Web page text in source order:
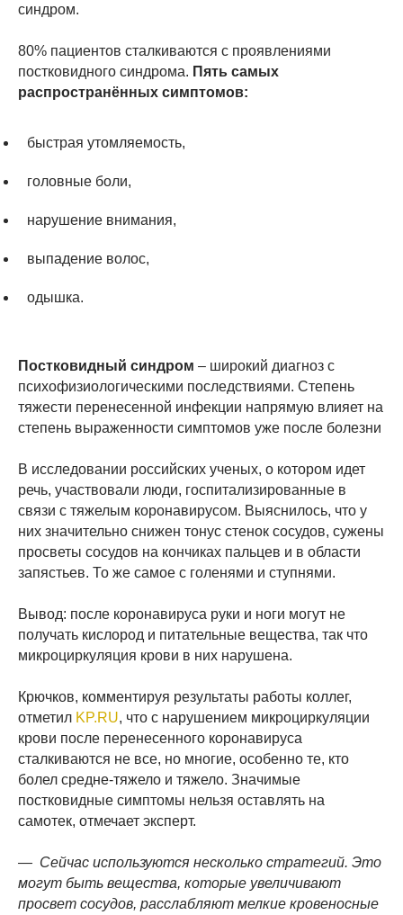
синдром.
80% пациентов сталкиваются с проявлениями
постковидного синдрома. Пять самых
распространённых симптомов:
быстрая утомляемость,
головные боли,
нарушение внимания,
выпадение волос,
одышка.
Постковидный синдром – широкий диагноз с
психофизиологическими последствиями. Степень
тяжести перенесенной инфекции напрямую влияет на
степень выраженности симптомов уже после болезни
В исследовании российских ученых, о котором идет
речь, участвовали люди, госпитализированные в
связи с тяжелым коронавирусом. Выяснилось, что у
них значительно снижен тонус стенок сосудов, сужены
просветы сосудов на кончиках пальцев и в области
запястьев. То же самое с голенями и ступнями.
Вывод: после коронавируса руки и ноги могут не
получать кислород и питательные вещества, так что
микроциркуляция крови в них нарушена.
Крючков, комментируя результаты работы коллег,
отметил KP.RU, что с нарушением микроциркуляции
крови после перенесенного коронавируса
сталкиваются не все, но многие, особенно те, кто
болел средне-тяжело и тяжело. Значимые
постковидные симптомы нельзя оставлять на
самотек, отмечает эксперт.
— Сейчас используются несколько стратегий. Это
могут быть вещества, которые увеличивают
просвет сосудов, расслабляют мелкие кровеносные